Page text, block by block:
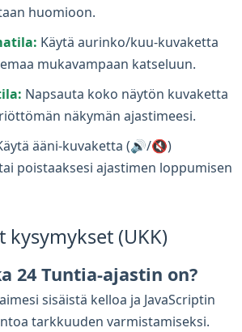
huomioon.
Käytä aurinko/kuu-kuvaketta
mukavampaan katseluun.
Napsauta koko näytön kuvaketta
näkymän ajastimeesi.
ääni-kuvaketta (🔊/🔇)
poistaaksesi ajastimen loppumisen
kysymykset (UKK)
24 Tuntia-ajastin on?
sisäistä kelloa ja JavaScriptin
tarkkuuden varmistamiseksi.